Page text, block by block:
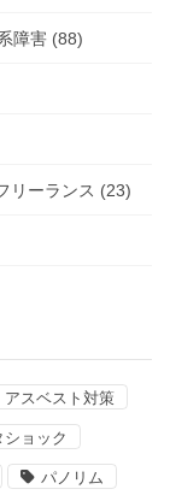
障害 (88)
リーランス (23)
アスベスト対策
ショック
パノリム